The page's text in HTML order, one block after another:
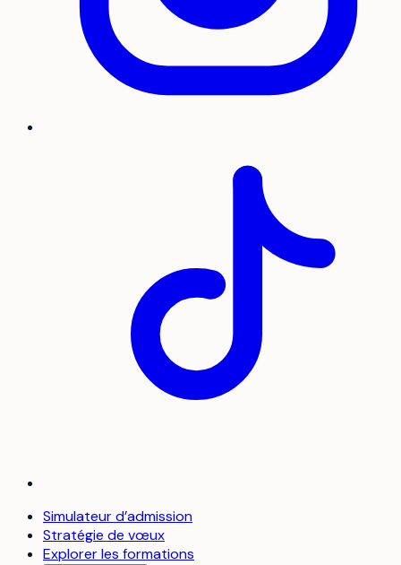
Simulateur d’admission
Stratégie de vœux
Explorer les formations